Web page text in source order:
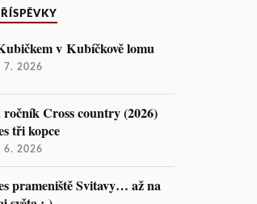
v Kubíčkově lomu
7. 2026
ročník Cross country (2026)
tři kopce
6. 2026
prameniště Svitavy… až na